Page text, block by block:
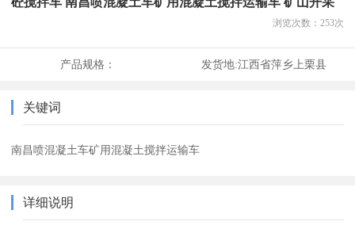
浏览次数： 253次
产品规格： 发货地:江西省萍乡上栗县
关键词
南昌喷混凝土车矿用混凝土搅拌运输车
详细说明